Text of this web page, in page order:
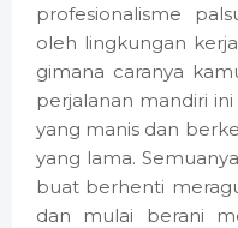
profesionalisme
oleh lingkungan
gimana caranya
perjalanan mandiri
yang manis dan
yang lama.
buat berhenti
dan mulai berani